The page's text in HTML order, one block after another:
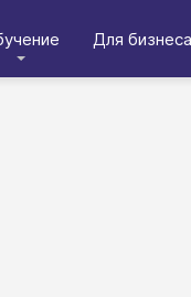
Для бизнеса